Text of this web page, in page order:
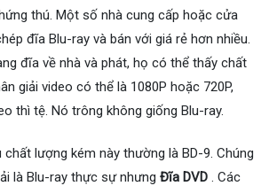
thú. Một số nhà cung cấp hoặc cửa
đĩa Blu-ray và bán với giá rẻ hơn nhiều.
đĩa về nhà và phát, họ có thể thấy chất
giải video có thể là 1080P hoặc 720P,
thì tệ. Nó trông không giống Blu-ray.
lượng kém này thường là BD-9. Chúng
là Blu-ray thực sự nhưng Đĩa DVD . Các